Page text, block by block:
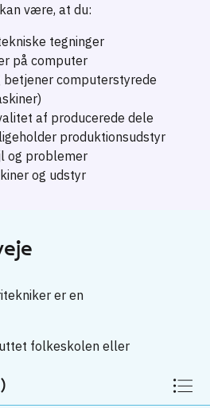
være, at du:
tegninger
på computer
betjener computerstyrede
af producerede dele
produktionsudstyr
og problemer
og udstyr
er en
folkeskolen eller